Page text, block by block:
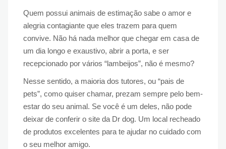
Quem possui animais de estimação sabe o amor e
alegria contagiante que eles trazem para quem
convive. Não há nada melhor que chegar em casa de
um dia longo e exaustivo, abrir a porta, e ser
recepcionado por vários “lambeijos”, não é mesmo?
Nesse sentido, a maioria dos tutores, ou “pais de
pets”, como quiser chamar, prezam sempre pelo bem-
estar do seu animal. Se você é um deles, não pode
deixar de conferir o site da Dr dog. Um local recheado
de produtos excelentes para te ajudar no cuidado com
o seu melhor amigo.